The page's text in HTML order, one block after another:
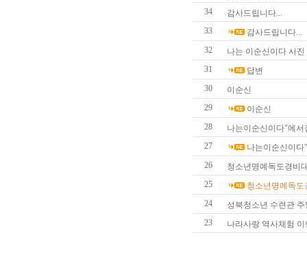
34
감사드립니다...
33
감사드립니다...
32
나는 이순신이다 사
31
답변
30
이순신
29
이순신
28
나는이순신이다"에
27
나는이순신이
26
청소년명예독도경비
25
청소년명예독도
24
성북청소년 수련관
23
나라사랑 역사체험